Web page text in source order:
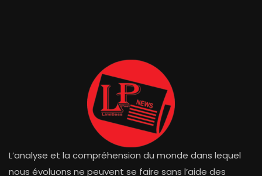
L’analyse et la compréhension du monde dans lequel
nous évoluons ne peuvent se faire sans l’aide des